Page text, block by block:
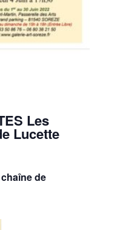
Les
Lucette
de